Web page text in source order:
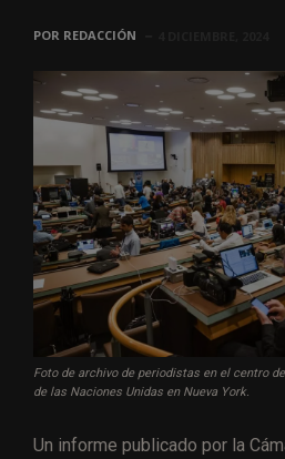
POR REDACCIÓN
Foto de archivo de periodistas en el centro
de las Naciones Unidas en Nueva York.
Un informe publicado por la